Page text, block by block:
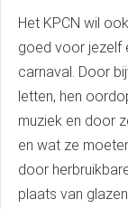
Het KPCN wil
goed voor jezelf
carnaval. Door
letten, hen
muziek en door
en wat ze
door
plaats van